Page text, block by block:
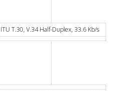
ITU T.30, V.34 Half-Duplex, 33.6 Kb/s